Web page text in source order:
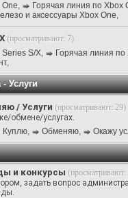
One,
Горячая линия по Xbox
и аксессуары Xbox One,
(просматривают: 7)
Series S/X,
Горячая линия
,
Услуги
/ Услуги (просматривают: 29)
обмене/услугах.
Куплю, Обменяю, Окажу
и конкурсы (просматривают:
задать вопрос